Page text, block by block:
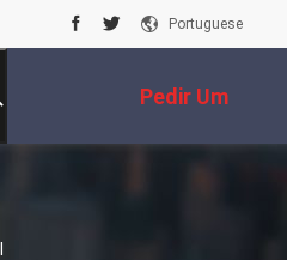
Portuguese
Pedir Um
Orçamento